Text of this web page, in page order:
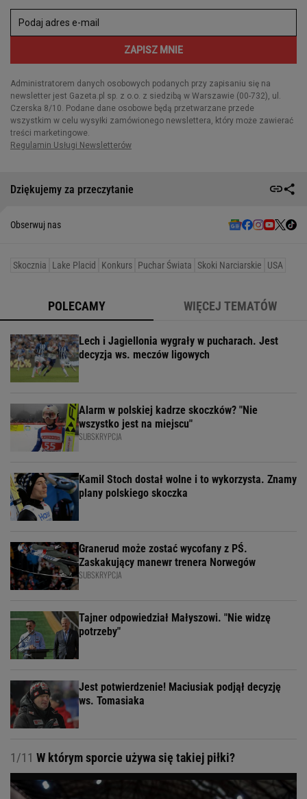
Dziękujemy za przeczytanie
Obserwuj nas
Skocznia Lake Placid Konkurs Puchar Świata Skoki Narciarskie USA
POLECAMY WIĘCEJ TEMATÓW
Lech i Jagiellonia wygrały w pucharach. Jest
decyzja ws. meczów ligowych
Alarm w polskiej kadrze skoczków? "Nie
wszystko jest na miejscu"
SUBSKRYPCJA
Kamil Stoch dostał wolne i to wykorzysta. Znamy
plany polskiego skoczka
Granerud może zostać wycofany z PŚ.
Zaskakujący manewr trenera Norwegów
SUBSKRYPCJA
Tajner odpowiedział Małyszowi. "Nie widzę
potrzeby"
Jest potwierdzenie! Maciusiak podjął decyzję
ws. Tomasiaka
1/11 W którym sporcie używa się takiej piłki?